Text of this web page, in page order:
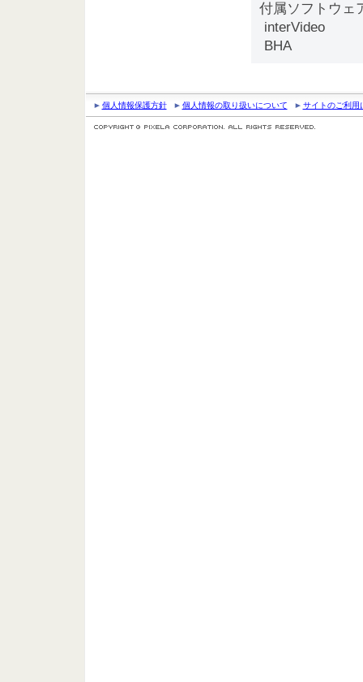
付属ソフトウェ
interVideo
BHA
個人情報保護方針 個人情報の取り扱いについて サイトのご利用